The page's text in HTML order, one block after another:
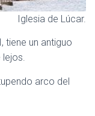
Iglesia de Lúcar.
tiene un antiguo
lejos.
arco del